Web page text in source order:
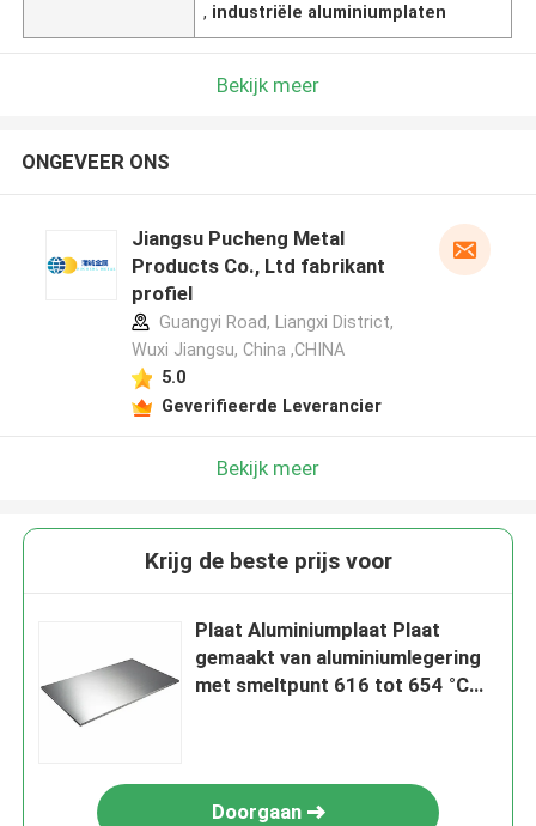
, industriële aluminiumplaten
Bekijk meer
ONGEVEER ONS
Jiangsu Pucheng Metal
Products Co., Ltd fabrikant
profiel
Guangyi Road, Liangxi District,
Wuxi Jiangsu, China ,CHINA
5.0
Geverifieerde Leverancier
Bekijk meer
Krijg de beste prijs voor
Plaat Aluminiumplaat Plaat
gemaakt van aluminiumlegering
met smeltpunt 616 tot 654 °C
Doorgaan